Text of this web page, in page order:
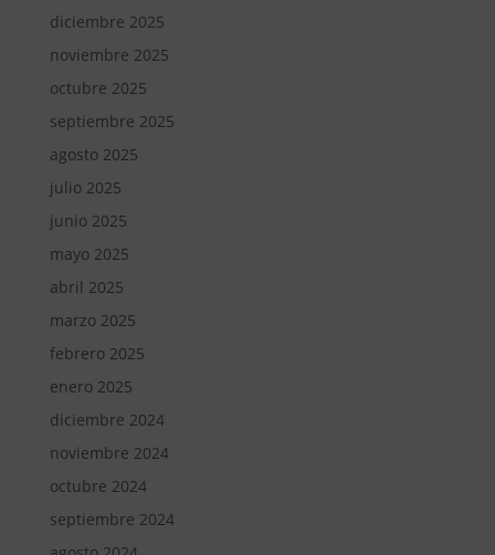
diciembre 2025
noviembre 2025
octubre 2025
septiembre 2025
agosto 2025
julio 2025
junio 2025
mayo 2025
abril 2025
marzo 2025
febrero 2025
enero 2025
diciembre 2024
noviembre 2024
octubre 2024
septiembre 2024